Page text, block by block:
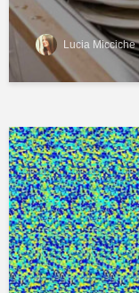
Lucia Micciche